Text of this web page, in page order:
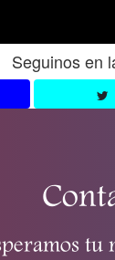
Seguinos en
tu